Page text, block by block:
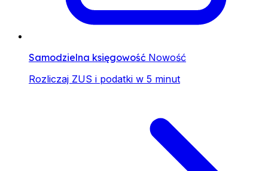
Samodzielna księgowość Nowość
Rozliczaj ZUS i podatki w 5 minut